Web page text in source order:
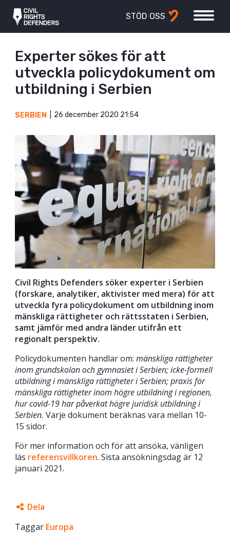
STÖD OSS
Experter sökes för att
utveckla policydokument om
utbildning i Serbien
SERBIEN 26 december 2020 21:54
Civil Rights Defenders söker experter i Serbien
(forskare, analytiker, aktivister med mera) för att
utveckla fyra policydokument om utbildning inom
mänskliga rättigheter och rättsstaten i Serbien,
samt jämför med andra länder utifrån ett
regionalt perspektiv.
Policydokumenten handlar om: mänskliga rättigheter
inom grundskolan och gymnasiet i Serbien; icke-formell
utbildning i mänskliga rättigheter i Serbien; praxis för
mänskliga rättigheter inom högre utbildning i regionen,
hur covid-19 har påverkat högre juridisk utbildning i
Serbien. Varje dokument beräknas vara mellan 10-
15 sidor.
För mer information och för att ansöka, vänligen
läs referensvillkoren. Sista ansökningsdag är 12
januari 2021.
Dela
Facebook
Taggar Europa